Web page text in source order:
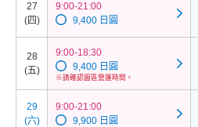
27
(四)
9:00-21:00
9,400 日圓
28
(五)
9:00-18:30
9,400 日圓
※請確認園區營運時間。
29
(六)
9:00-21:00
9,900 日圓